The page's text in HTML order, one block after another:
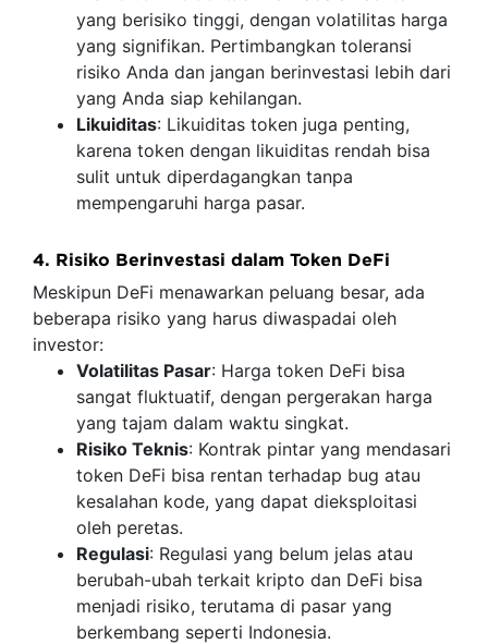
yang berisiko tinggi, dengan volatilitas harga
yang signifikan. Pertimbangkan toleransi
risiko Anda dan jangan berinvestasi lebih dari
yang Anda siap kehilangan.
Likuiditas: Likuiditas token juga penting,
karena token dengan likuiditas rendah bisa
sulit untuk diperdagangkan tanpa
mempengaruhi harga pasar.
4. Risiko Berinvestasi dalam Token DeFi
Meskipun DeFi menawarkan peluang besar, ada
beberapa risiko yang harus diwaspadai oleh
investor:
Volatilitas Pasar: Harga token DeFi bisa
sangat fluktuatif, dengan pergerakan harga
yang tajam dalam waktu singkat.
Risiko Teknis: Kontrak pintar yang mendasari
token DeFi bisa rentan terhadap bug atau
kesalahan kode, yang dapat dieksploitasi
oleh peretas.
Regulasi: Regulasi yang belum jelas atau
berubah-ubah terkait kripto dan DeFi bisa
menjadi risiko, terutama di pasar yang
berkembang seperti Indonesia.